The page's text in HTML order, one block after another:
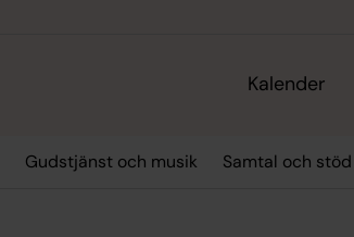
Kalender
Gudstjänst och musik Samtal och stöd